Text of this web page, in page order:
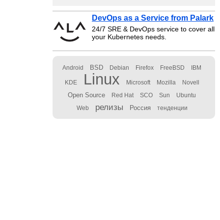
DevOps as a Service from Palark
24/7 SRE & DevOps service to cover all
your Kubernetes needs.
Android BSD Debian Firefox FreeBSD IBM
KDE Linux Microsoft Mozilla Novell
Open Source Red Hat SCO Sun Ubuntu
Web релизы Россия тенденции